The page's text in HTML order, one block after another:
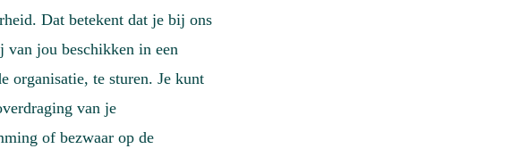
Dat betekent dat je bij ons
van jou beschikken in een
organisatie, te sturen. Je kunt
van je
of bezwaar op de